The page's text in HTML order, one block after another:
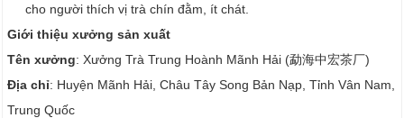
cho người thích vị trà chín đằm, ít chát.
Giới thiệu xưởng sản xuất
Tên xưởng: Xưởng Trà Trung Hoành Mãnh Hải (勐海中宏茶厂)
Địa chỉ: Huyện Mãnh Hải, Châu Tây Song Bản Nạp, Tỉnh Vân Nam,
Trung Quốc